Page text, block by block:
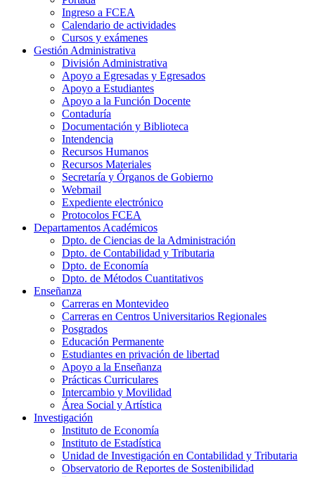
Ingreso a FCEA
Calendario de actividades
Cursos y exámenes
Gestión Administrativa
División Administrativa
Apoyo a Egresadas y Egresados
Apoyo a Estudiantes
Apoyo a la Función Docente
Contaduría
Documentación y Biblioteca
Intendencia
Recursos Humanos
Recursos Materiales
Secretaría y Órganos de Gobierno
Webmail
Expediente electrónico
Protocolos FCEA
Departamentos Académicos
Dpto. de Ciencias de la Administración
Dpto. de Contabilidad y Tributaria
Dpto. de Economía
Dpto. de Métodos Cuantitativos
Enseñanza
Carreras en Montevideo
Carreras en Centros Universitarios Regionales
Posgrados
Educación Permanente
Estudiantes en privación de libertad
Apoyo a la Enseñanza
Prácticas Curriculares
Intercambio y Movilidad
Área Social y Artística
Investigación
Instituto de Economía
Instituto de Estadística
Unidad de Investigación en Contabilidad y Tributaria
Observatorio de Reportes de Sostenibilidad